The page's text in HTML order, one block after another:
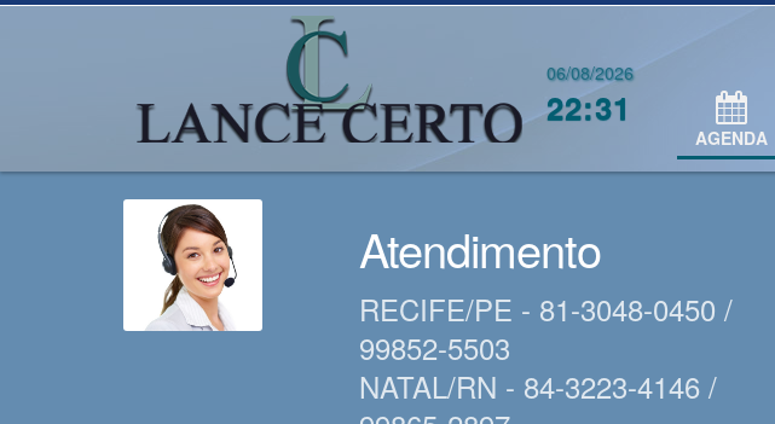
06/08/2026
22:31
AGENDA
Atendimento
RECIFE/PE - 81-3048-0450 /
99852-5503
NATAL/RN - 84-3223-4146 /